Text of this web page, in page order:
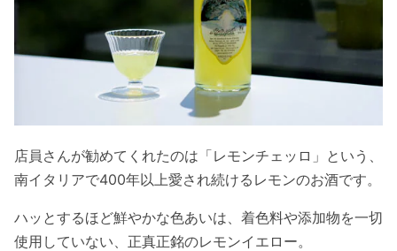
店員さんが勧めてくれたのは「レモンチェッロ」という、
南イタリアで400年以上愛され続けるレモンのお酒です。
ハッとするほど鮮やかな色あいは、着色料や添加物を一切
使用していない、正真正銘のレモンイエロー。